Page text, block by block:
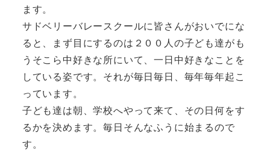
ます。
サドベリーバレースクールに皆さんがおいでにな
ると、まず目にするのは２００人の子ども達がも
うそこら中好きな所にいて、一日中好きなことを
している姿です。それが毎日毎日、毎年毎年起こ
っています。
子ども達は朝、学校へやって来て、その日何をす
るかを決めます。毎日そんなふうに始まるので
す。